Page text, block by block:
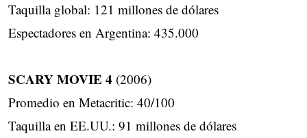
Taquilla global: 121 millones de dólares
Espectadores en Argentina: 435.000
SCARY MOVIE 4 (2006)
Promedio en Metacritic: 40/100
Taquilla en EE.UU.: 91 millones de dólares